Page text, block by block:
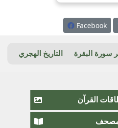
Facebook
سورة البقرة التاريخ الهجري
القرآن